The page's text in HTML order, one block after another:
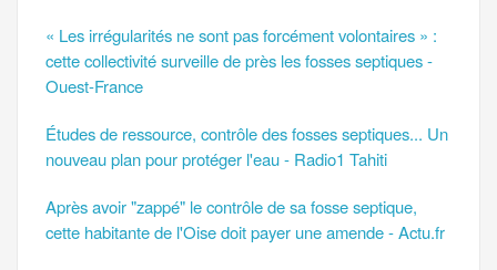
« Les irrégularités ne sont pas forcément volontaires » :
cette collectivité surveille de près les fosses septiques -
Ouest-France
Études de ressource, contrôle des fosses septiques... Un
nouveau plan pour protéger l'eau - Radio1 Tahiti
Après avoir "zappé" le contrôle de sa fosse septique,
cette habitante de l'Oise doit payer une amende - Actu.fr